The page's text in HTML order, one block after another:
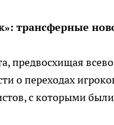
трансферные
предвосхищая
о переходах
с которыми